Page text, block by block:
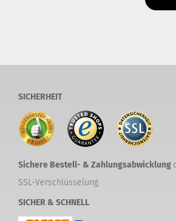
SICHERHEIT
Sichere Bestell- & Zahlungsabwicklung
SSL-Verschlüsselung
SICHER & SCHNELL